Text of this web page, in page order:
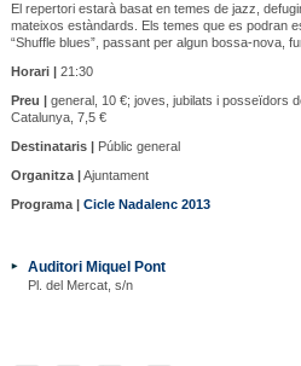
El repertori estarà basat en temes de jazz,
mateixos estàndards. Els temes que es podran
“Shuffle blues”, passant per algun bossa-nova,
Horari |21:30
Preu |general, 10 €; joves, jubilats i posseïdors
Catalunya, 7,5 €
Destinataris |Públic general
Organitza |Ajuntament
Programa | Cicle Nadalenc 2013
Auditori Miquel Pont
Pl. del Mercat, s/n